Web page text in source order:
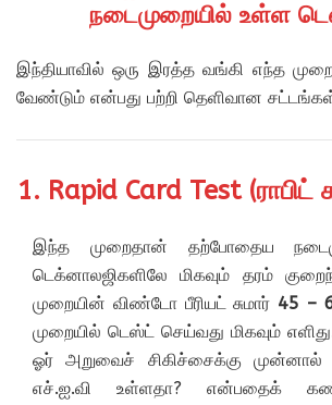
நடைமுறையில் உள்ள
இந்தியாவில் ஒரு இரத்த வங்கி எந்த
வேண்டும் என்பது பற்றி தெளிவான
1. Rapid Card Test (ராபிட்
இந்த முறைதான் தற்போதைய
டெக்னாலஜிகளிலே மிகவும் தரம்
முறையின் விண்டோ பீரியட் சுமார் 45 –
முறையில் டெஸ்ட் செய்வது மிகவும்
ஓர் அறுவைச் சிகிச்சைக்கு முன்னால்
எச்.ஐ.வி உள்ளதா? என்பதைக்